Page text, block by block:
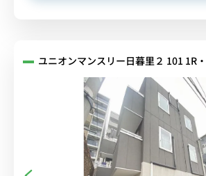
ユニオンマンスリー日暮里２ 101 1R